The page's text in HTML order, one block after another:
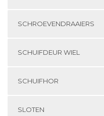
SCHROEVENDRAAIERS
SCHUIFDEUR WIEL
SCHUIFHOR
SLOTEN